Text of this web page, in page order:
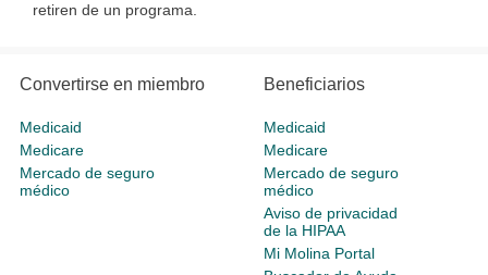
retiren de un programa.
Convertirse en miembro
Medicaid
Medicare
Mercado de seguro
médico
Beneficiarios
Medicaid
Medicare
Mercado de seguro
médico
Aviso de privacidad
de la HIPAA
Mi Molina Portal